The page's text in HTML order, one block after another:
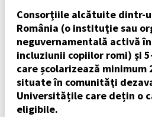
Consorţiile alcătuite dintr-
România (o instituţie sau
neguvernamentală activă
incluziunii copiilor romi) şi
care școlarizează minimum
situate în comunităţi
Universitățile care dețin o
eligibile.